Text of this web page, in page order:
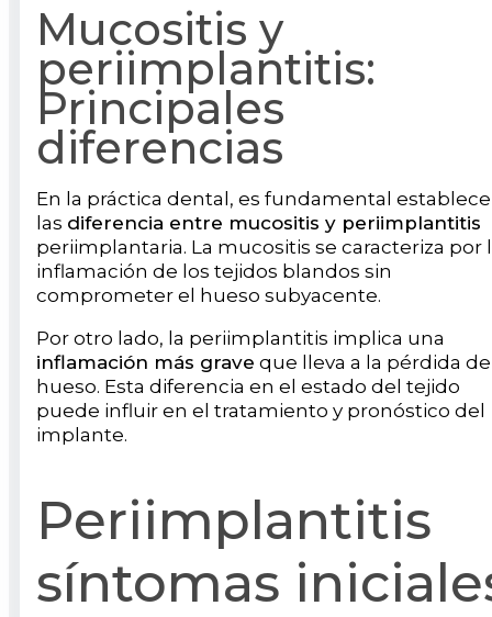
Mucositis y
periimplantitis:
Principales
diferencias
En la práctica dental, es fundamental
las diferencia entre mucositis y periimplantitis
periimplantaria. La mucositis se caracteriza por
inflamación de los tejidos blandos sin
comprometer el hueso subyacente.
Por otro lado, la periimplantitis implica una
inflamación más grave que lleva a la pérdida de
hueso. Esta diferencia en el estado del tejido
puede influir en el tratamiento y pronóstico del
implante.
Periimplantitis
síntomas